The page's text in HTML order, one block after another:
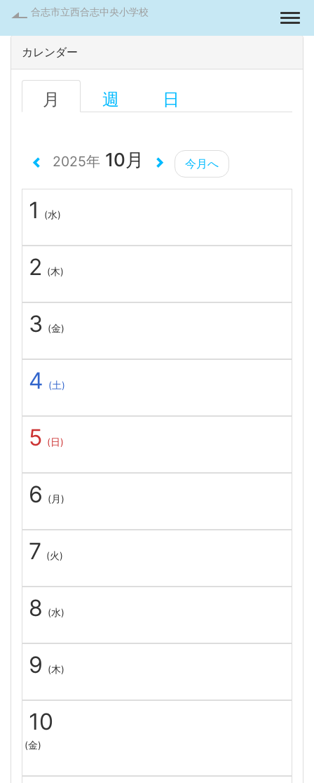
合志市立西合志中央小学校
カレンダー
月 週 日
2025年 10月 今月へ
1 (水)
2 (木)
3 (金)
4 (土)
5 (日)
6 (月)
7 (火)
8 (水)
9 (木)
10
(金)